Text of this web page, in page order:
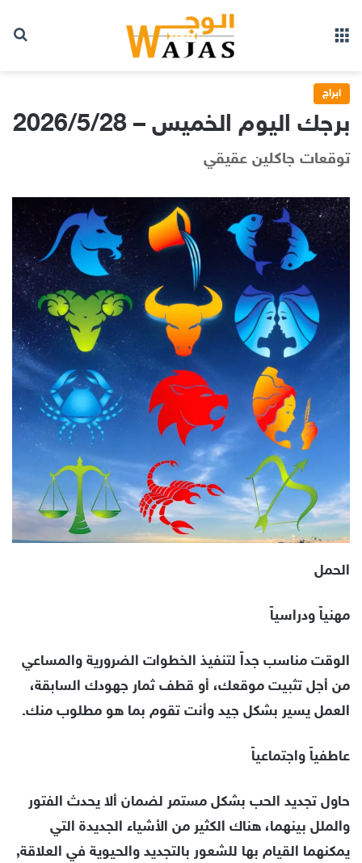
ابراج
برجك اليوم الخميس – 2026/5/28
توقعات جاكلين عقيقي
الحمل
مهنياً ودراسياً
الوقت مناسب جداً لتنفيذ الخطوات الضرورية والمساعي
من أجل تثبيت موقعك، أو قطف ثمار جهودك السابقة،
العمل يسير بشكل جيد وأنت تقوم بما هو مطلوب منك.
عاطفياً واجتماعياً
حاول تجديد الحب بشكل مستمر لضمان ألا يحدث الفتور
والملل بينهما، هناك الكثير من الأشياء الجديدة التي
يمكنهما القيام بها للشعور بالتجديد والحيوية في العلاقة,